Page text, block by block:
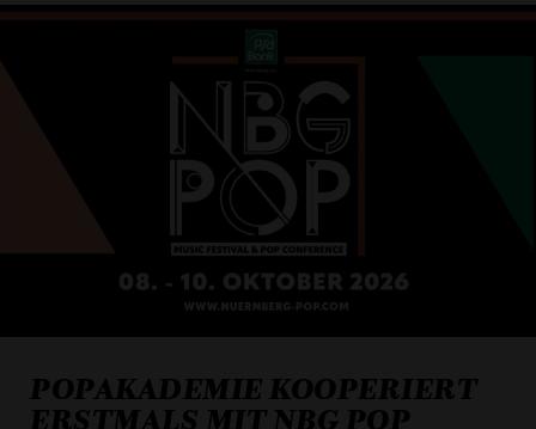
POPAKADEMIE KOOPERIERT
ERSTMALS MIT NBG POP